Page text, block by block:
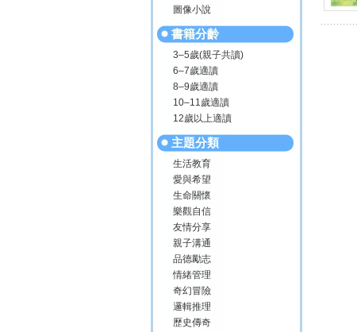
圖像小說
書籍分齡
3–5歲(親子共讀)
6–7歲適讀
8–9歲適讀
10–11歲適讀
12歲以上適讀
主題分類
生活教育
愛與希望
生命關懷
樂觀自信
友情分享
親子溝通
品德勵志
情緒管理
奇幻冒險
邏輯推理
歷史傳奇